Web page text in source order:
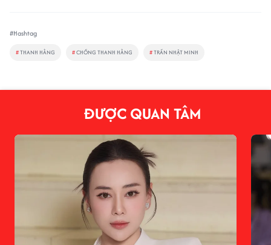
#Hashtag
#THANH HẰNG #CHỒNG THANH HẰNG #TRẦN NHẬT MINH
ĐƯỢC QUAN TÂM